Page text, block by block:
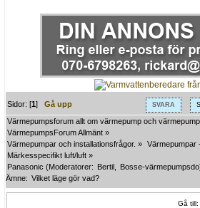
SVARA
Sidor: [1]Gå upp
Värmepumpsforum allt om värmepump och
VärmepumpsForum Allmänt »
Värmepumpar och installationsfrågor. » Värmepumpar
Märkesspecifikt luft/luft »
Panasonic (Moderatorer: Bertil Bosse-värmepumpsdo
Ämne: Vilket läge gör vad?
Gå till: